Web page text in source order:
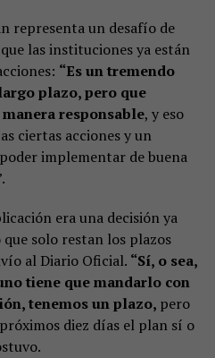
representa un desafío de
las instituciones ya están
“Es un tremendo
plazo, pero que
responsable, y eso
ciertas acciones y un
implementar de buena
era una decisión ya
solo restan los plazos
al Diario Oficial. “Sí, o sea,
tiene que mandarlo con
tenemos un plazo, pero
diez días el plan sí o